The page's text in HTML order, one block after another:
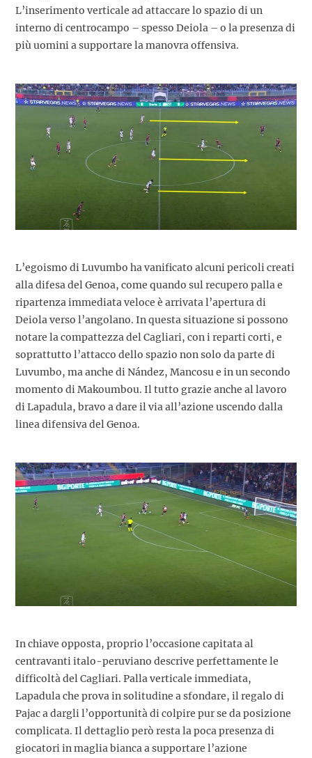
L’inserimento verticale ad attaccare lo spazio di un
interno di centrocampo – spesso Deiola – o la presenza di
più uomini a supportare la manovra offensiva.
L’egoismo di Luvumbo ha vanificato alcuni pericoli creati
alla difesa del Genoa, come quando sul recupero palla e
ripartenza immediata veloce è arrivata l’apertura di
Deiola verso l’angolano. In questa situazione si possono
notare la compattezza del Cagliari, con i reparti corti, e
soprattutto l’attacco dello spazio non solo da parte di
Luvumbo, ma anche di Nández, Mancosu e in un secondo
momento di Makoumbou. Il tutto grazie anche al lavoro
di Lapadula, bravo a dare il via all’azione uscendo dalla
linea difensiva del Genoa.
In chiave opposta, proprio l’occasione capitata al
centravanti italo-peruviano descrive perfettamente le
difficoltà del Cagliari. Palla verticale immediata,
Lapadula che prova in solitudine a sfondare, il regalo di
Pajac a dargli l’opportunità di colpire pur se da posizione
complicata. Il dettaglio però resta la poca presenza di
giocatori in maglia bianca a supportare l’azione